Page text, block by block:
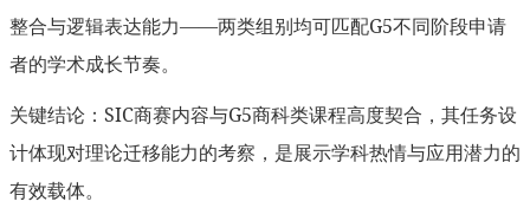
整合与逻辑表达能力——两类组别均可匹配G5不同阶段申请
者的学术成长节奏。
关键结论：SIC商赛内容与G5商科类课程高度契合，其任务设
计体现对理论迁移能力的考察，是展示学科热情与应用潜力的
有效载体。